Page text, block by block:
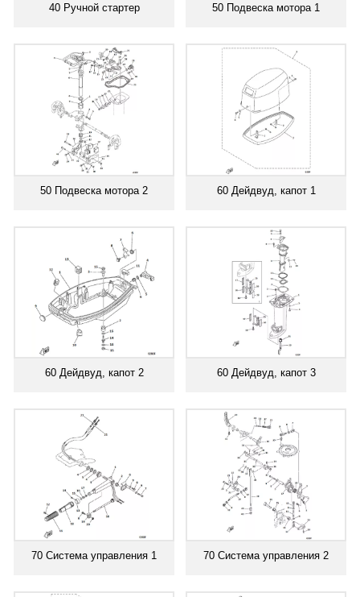
40 Ручной стартер 50 Подвеска мотора 1
50 Подвеска мотора 2 60 Дейдвуд, капот 1
60 Дейдвуд, капот 2 60 Дейдвуд, капот 3
70 Система управления 1 70 Система управления 2